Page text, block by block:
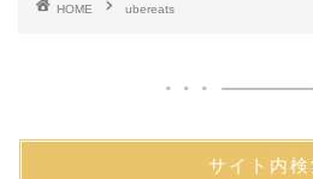
HOME ubereats
サイト内検